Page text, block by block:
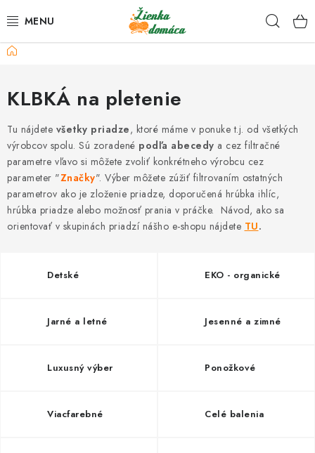
na
NOVINKY*
KLBKÁ
GALANTÉRIA
ČASOPISY, NÁVODY
DARČEKOVÉ POUKÁŽKY
O nás a výrobcoch
Návody a video kurzy
Domov
KLBKÁ na pletenie
Tu nájdete všetky priadze, ktoré máme v ponuke t.j. od všetkých
výrobcov spolu. Sú zoradené podľa abecedy a cez filtračné
parametre vľavo si môžete zvoliť konkrétneho výrobcu cez
parameter "Značky". Výber môžete zúžiť filtrovaním ostatných
parametrov ako je zloženie priadze, doporučená hrúbka ihlíc,
hrúbka priadze alebo možnosť prania v práčke. Návod, ako sa
orientovať v skupinách priadzí nášho e-shopu nájdete TU.
Detské EKO - organické
Jarné a letné Jesenné a zimné
Luxusný výber Ponožkové
Viacfarebné Celé balenia